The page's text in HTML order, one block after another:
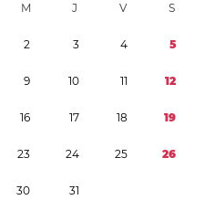
M J V S
2 3 4 5
9 10 11 12
16 17 18 19
23 24 25 26
30 31